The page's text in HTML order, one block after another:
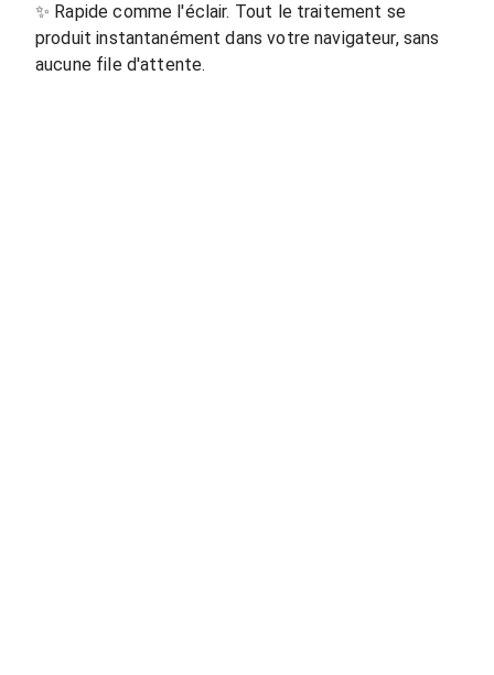
✨ Rapide comme l'éclair. Tout le traitement se
produit instantanément dans votre navigateur, sans
aucune file d'attente.